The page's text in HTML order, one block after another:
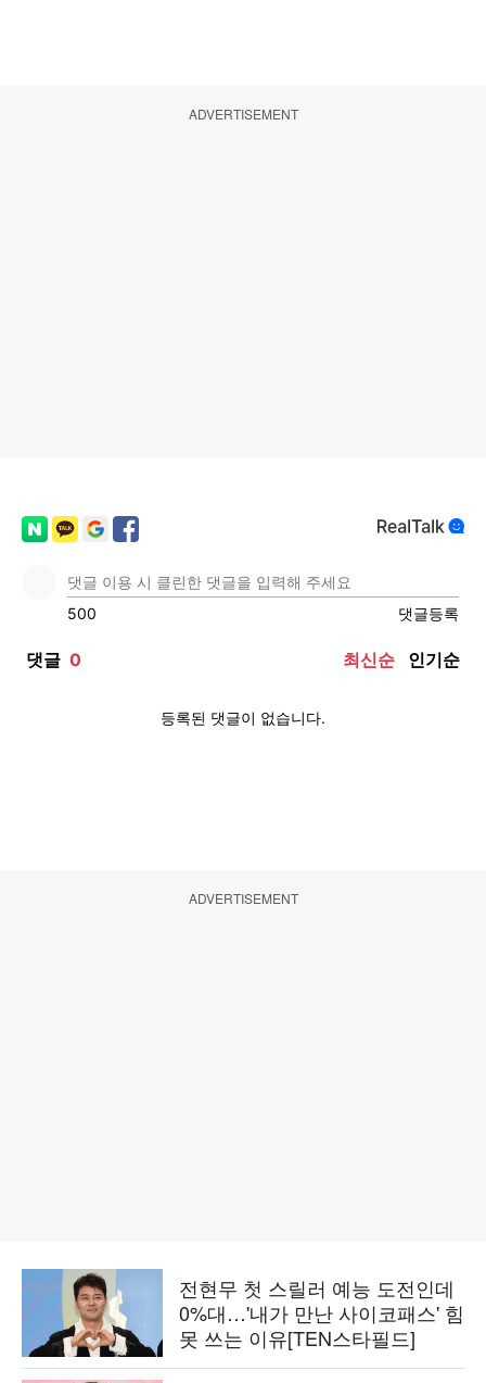
ADVERTISEMENT
ADVERTISEMENT
전현무 첫 스릴러 예능 도전인데
0%대…'내가 만난 사이코패스' 힘
못 쓰는 이유[TEN스타필드]